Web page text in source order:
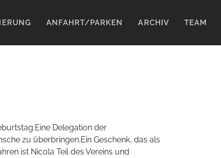
ANFAHRT/PARKEN ARCHIV TEAM
Delegation der
zu überbringen.Ein Geschenk, das als
ist Nicola Teil des Vereins und